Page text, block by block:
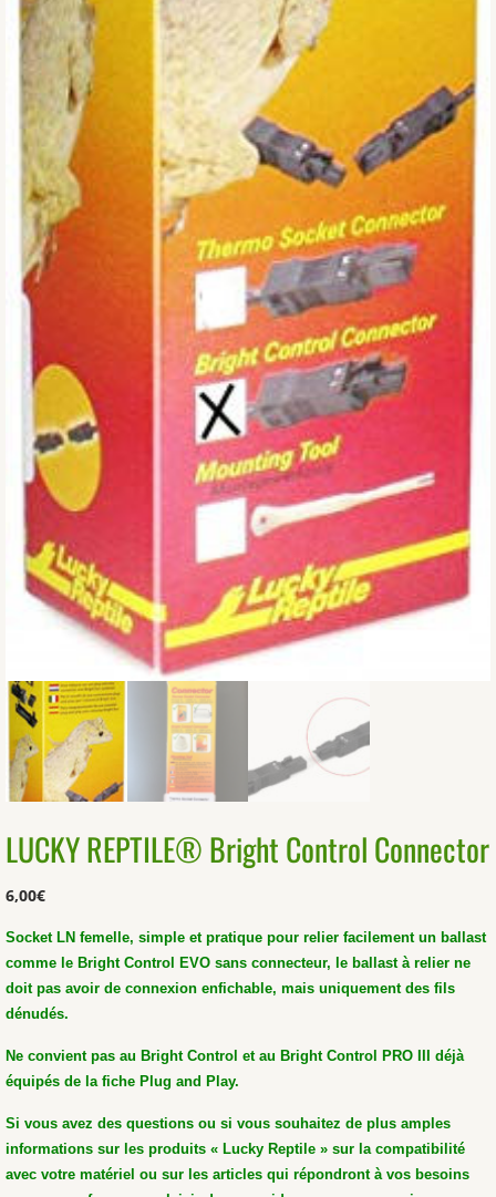
LUCKY REPTILE® Bright Control Connector
6,00€
Socket LN femelle, simple et pratique pour relier facilement un ballast
comme le Bright Control EVO sans connecteur, le ballast à relier ne
doit pas avoir de connexion enfichable, mais uniquement des fils
dénudés.
Ne convient pas au Bright Control et au Bright Control PRO III déjà
équipés de la fiche Plug and Play.
Si vous avez des questions ou si vous souhaitez de plus amples
informations sur les produits « Lucky Reptile » sur la compatibilité
avec votre matériel ou sur les articles qui répondront à vos besoins